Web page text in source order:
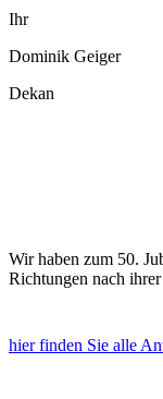
Ihr
Dominik Geiger
Dekan
Wir haben zum 50.
Richtungen nach
hier finden Sie alle